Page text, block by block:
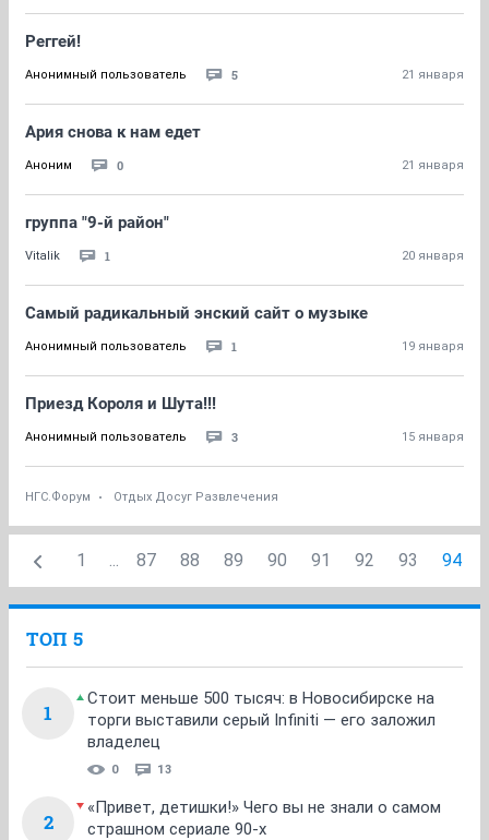
Реггей!
Анонимный пользователь 5 21 января
Ария снова к нам едет
Аноним 0 21 января
группа "9-й район"
Vitalik 1 20 января
Самый радикальный энский сайт о музыке
Анонимный пользователь 1 19 января
Приезд Короля и Шута!!!
Анонимный пользователь 3 15 января
НГС.Форум Отдых Досуг Развлечения
1 ... 87 88 89 90 91 92 93 94
ТОП 5
1
Стоит меньше 500 тысяч: в Новосибирске на
торги выставили серый Infiniti — его заложил
владелец
0 13
2
«Привет, детишки!» Чего вы не знали о самом
страшном сериале 90-х